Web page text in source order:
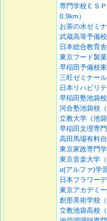
専門学校ＥＳ
0.9km）
お茶の水ゼミ
武蔵高等予備校
日本総合教育舎
東京フード製
早稲田予備校
三旺ゼミナール
日本リハビリ
早稲田塾池袋校
河合塾池袋校（
立教大学（池
早稲田文理専
高田馬場有料
東京家政専門
東京音楽大学（
α(アルファ)学
日本フラワー
東京アカデミ
創形美術学校（
立教池袋高校（